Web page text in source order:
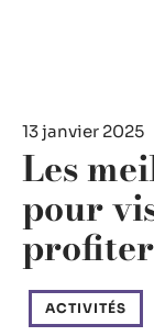
13 janvier 2025
Les
pour
ACTIVITÉS